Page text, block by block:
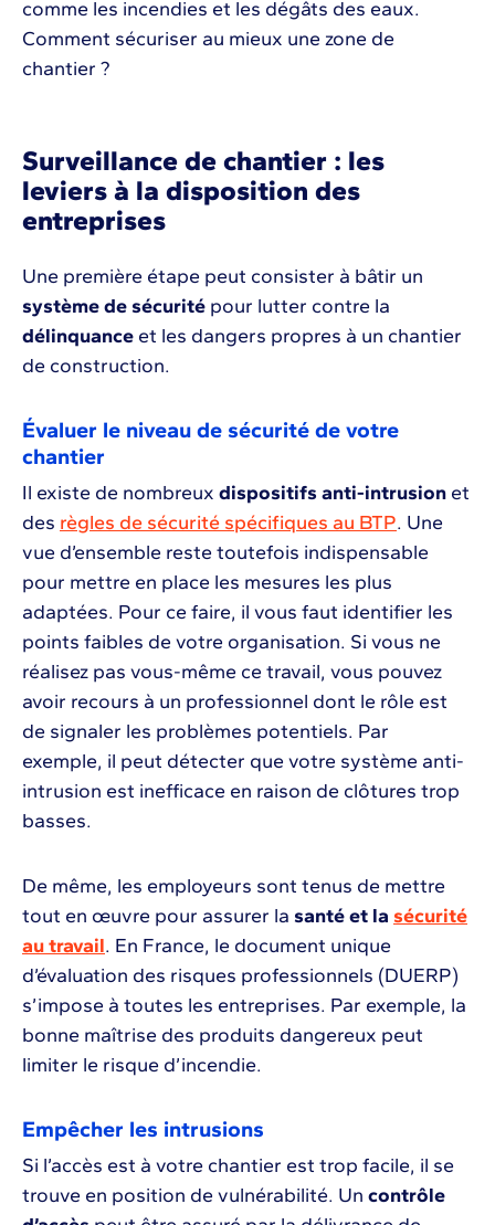
comme les incendies et les dégâts des eaux.
Comment sécuriser au mieux une zone de
chantier ?
Surveillance de chantier : les
leviers à la disposition des
entreprises
Une première étape peut consister à bâtir un
système de sécurité pour lutter contre la
délinquance et les dangers propres à un chantier
de construction.
Évaluer le niveau de sécurité de votre
chantier
Il existe de nombreux dispositifs anti-intrusion et
des règles de sécurité spécifiques au BTP. Une
vue d’ensemble reste toutefois indispensable
pour mettre en place les mesures les plus
adaptées. Pour ce faire, il vous faut identifier les
points faibles de votre organisation. Si vous ne
réalisez pas vous-même ce travail, vous pouvez
avoir recours à un professionnel dont le rôle est
de signaler les problèmes potentiels. Par
exemple, il peut détecter que votre système anti-
intrusion est inefficace en raison de clôtures trop
basses.
De même, les employeurs sont tenus de mettre
tout en œuvre pour assurer la santé et la sécurité
au travail. En France, le document unique
d’évaluation des risques professionnels (DUERP)
s’impose à toutes les entreprises. Par exemple, la
bonne maîtrise des produits dangereux peut
limiter le risque d’incendie.
Empêcher les intrusions
Si l’accès est à votre chantier est trop facile, il se
trouve en position de vulnérabilité. Un contrôle